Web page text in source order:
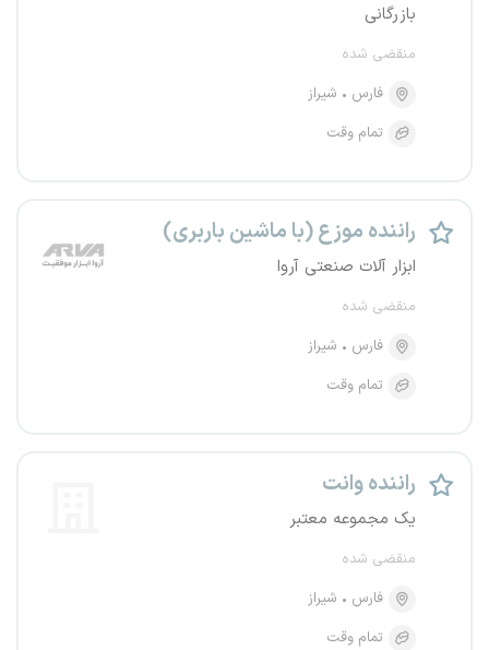
بازرگانی
منقضی شده
فارس
شیراز
تمام وقت
راننده موزع (با ماشین باربری)
ابزار آلات صنعتی آروا
منقضی شده
فارس
شیراز
تمام وقت
راننده وانت
یک مجموعه معتبر
منقضی شده
فارس
شیراز
تمام وقت